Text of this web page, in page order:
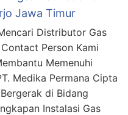
Jawa Timur
Distributor Gas
Person Kami
Memenuhi
Medika Permana Cipta
di Bidang
Instalasi Gas